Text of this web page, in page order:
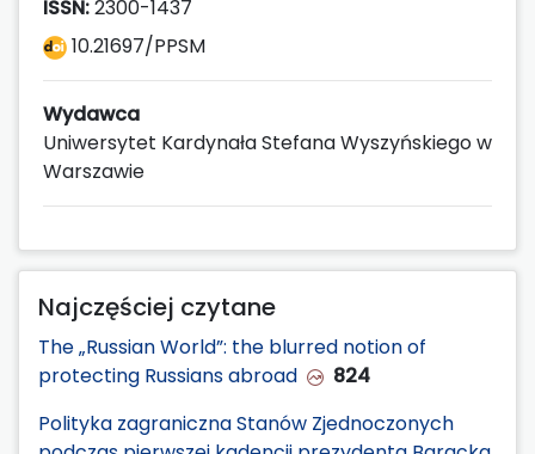
ISSN:2300-1437
10.21697/PPSM
Wydawca
Uniwersytet Kardynała Stefana Wyszyńskiego w
Warszawie
Najczęściej czytane
The „Russian World”: the blurred notion of
protecting Russians abroad
824
Polityka zagraniczna Stanów Zjednoczonych